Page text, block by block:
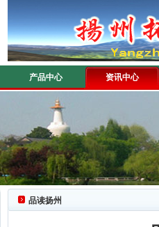
产品中心 资讯中心
品读扬州